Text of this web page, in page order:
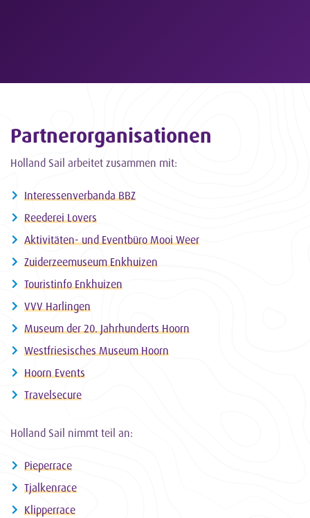
Partnerorganisationen
Holland Sail arbeitet zusammen mit:
Interessenverbanda BBZ
Reederei Lovers
Aktivitäten- und Eventbüro Mooi Weer
Zuiderzeemuseum Enkhuizen
Touristinfo Enkhuizen
VVV Harlingen
Museum der 20. Jahrhunderts Hoorn
Westfriesisches Museum Hoorn
Hoorn Events
Travelsecure
Holland Sail nimmt teil an:
Pieperrace
Tjalkenrace
Klipperrace